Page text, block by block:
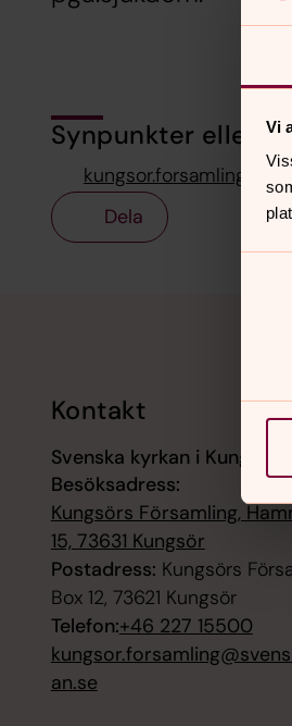
Vi
Synpunkter eller
Dela
Kontakt
Svenska kyrkan i Kungsör
Besöksadress:
Kungsörs Församling,
15, 73631 Kungsör
Postadress: Kungsörs
Box 12, 73621 Kungsör
Telefon:+46 227 15500
an.se